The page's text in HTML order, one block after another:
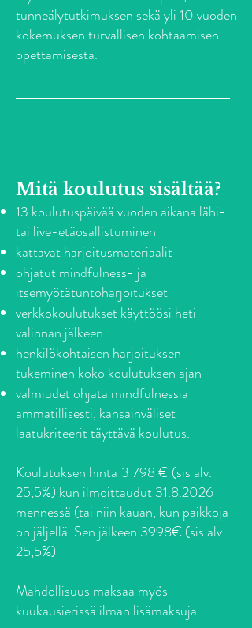
tunneälytutkimuksen sekä yli 10 vuoden
kokemuksen turvallisen kohtaamisen
opettamisesta.
Mitä koulutus sisältää?
13 koulutuspäivää vuoden aikana lähi-
tai live-etäosallistuminen
kattavat harjoitusmateriaalit
ohjatut mindfulness- ja
itsemyötätuntoharjoitukset
verkkokoulutukset käyttöösi heti
valinnan jälkeen
henkilökohtaisen harjoituksen
tukeminen koko koulutuksen ajan
valmiudet ohjata mindfulnessia
ammatillisesti, kansainväliset
laatukriteerit täyttävä koulutus.
Koulutuksen hinta 3 798 € (sis alv.
25,5%) kun ilmoittaudut31.8.2026
mennessä (tai niin kauan, kun paikkoja
on jäljellä. Sen jälkeen 3998€ (sis.alv.
25,5%)
Mahdollisuus maksaa myös
kuukausierissä ilman lisämaksuja.